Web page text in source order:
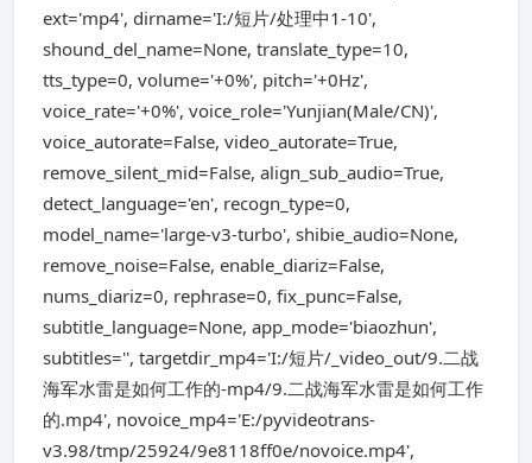
ext='mp4', dirname='I:/短片/处理中1-10',
shound_del_name=None, translate_type=10,
tts_type=0, volume='+0%', pitch='+0Hz',
voice_rate='+0%', voice_role='Yunjian(Male/CN)',
voice_autorate=False, video_autorate=True,
remove_silent_mid=False, align_sub_audio=True,
detect_language='en', recogn_type=0,
model_name='large-v3-turbo', shibie_audio=None,
remove_noise=False, enable_diariz=False,
nums_diariz=0, rephrase=0, fix_punc=False,
subtitle_language=None, app_mode='biaozhun',
subtitles='', targetdir_mp4='I:/短片/_video_out/9.二战
海军水雷是如何工作的-mp4/9.二战海军水雷是如何工作
的.mp4', novoice_mp4='E:/pyvideotrans-
v3.98/tmp/25924/9e8118ff0e/novoice.mp4',